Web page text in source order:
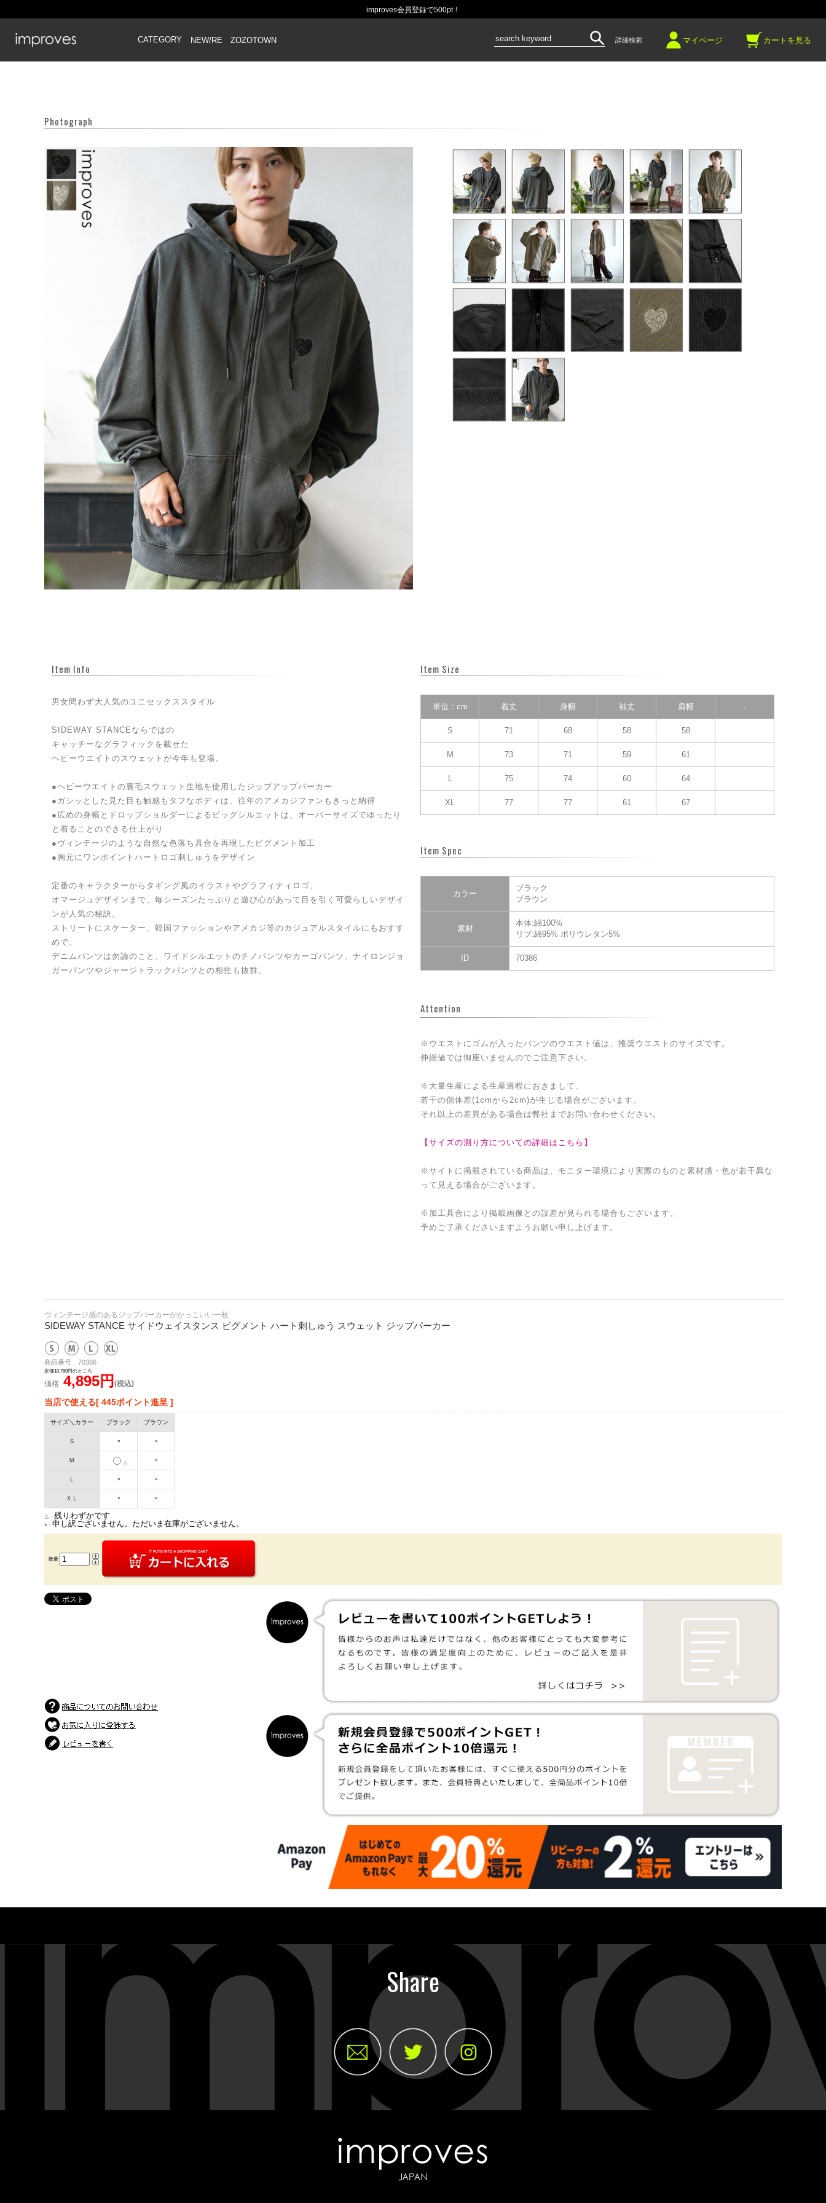
improves会員登録で500pt！
CATEGORY NEW/RE ZOZOTOWN 詳細検索 マイページ カートを見る
Photograph
Item Info
男女問わず大人気のユニセックススタイル
SIDEWAY STANCEならではの
キャッチーなグラフィックを載せた
ヘビーウエイトのスウェットが今年も登場。
●ヘビーウエイトの裏毛スウェット生地を使用したジップアップパーカー
●ガシッとした見た目も触感もタフなボディは、往年のアメカジファンもきっと納得
●広めの身幅とドロップショルダーによるビッグシルエットは、オーバーサイズでゆったり
と着ることのできる仕上がり
●ヴィンテージのような自然な色落ち具合を再現したピグメント加工
●胸元にワンポイントハートロゴ刺しゅうをデザイン
定番のキャラクターからタギング風のイラストやグラフィティロゴ、
オマージュデザインまで、毎シーズンたっぷりと遊び心があって目を引く可愛らしいデザイ
ンが人気の秘訣。
ストリートにスケーター、韓国ファッションやアメカジ等のカジュアルスタイルにもおすす
めで、
デニムパンツは勿論のこと、ワイドシルエットのチノパンツやカーゴパンツ、ナイロンジョ
ガーパンツやジャージトラックパンツとの相性も抜群。
Item Size
単位：cm 着丈 身幅 袖丈 肩幅 -
S 71 68 58 58
M 73 71 59 61
L 75 74 60 64
XL 77 77 61 67
Item Spec
カラー
ブラック
ブラウン
素材
本体:綿100%
リブ:綿95% ポリウレタン5%
ID 70386
Attention
※ウエストにゴムが入ったパンツのウエスト値は、推奨ウエストのサイズです。
伸縮値では御座いませんのでご注意下さい。
※大量生産による生産過程におきまして、
若干の個体差(1cmから2cm)が生じる場合がございます。
それ以上の差異がある場合は弊社までお問い合わせください。
【サイズの測り方についての詳細はこちら】
※サイトに掲載されている商品は、モニター環境により実際のものと素材感・色が若干異な
って見える場合がございます。
※加工具合により掲載画像との誤差が見られる場合もございます。
予めご了承くださいますようお願い申し上げます。
ヴィンテージ感のあるジップパーカーがかっこいい一枚
SIDEWAY STANCE サイドウェイスタンス ピグメント ハート刺しゅう スウェット ジップパーカー
商品番号 70386
定価10,780円のところ
価格 4,895円 (税込)
当店で使える[ 445ポイント進呈 ]
サイズ＼カラー ブラック ブラウン
Ｓ × ×
Ｍ △
×
Ｌ × ×
ＸＬ × ×
△： 残りわずかです
×： 申し訳ございません。ただいま在庫がございません。
数量
Share